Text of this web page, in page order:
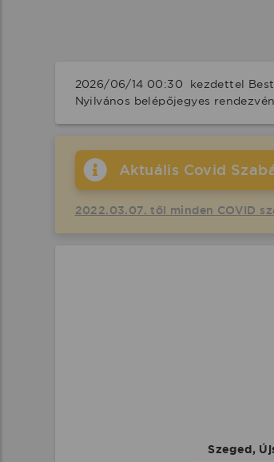
2026/06/14 00:30  kezdettel
Nyilvános belépőjegyes
Aktuális Covid
2022.03.07. től minden COVID
Szeged,